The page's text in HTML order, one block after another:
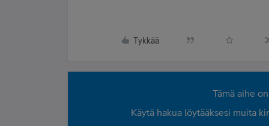
Tykkää
Tämä aihe
Käytä hakua löytääksesi muita